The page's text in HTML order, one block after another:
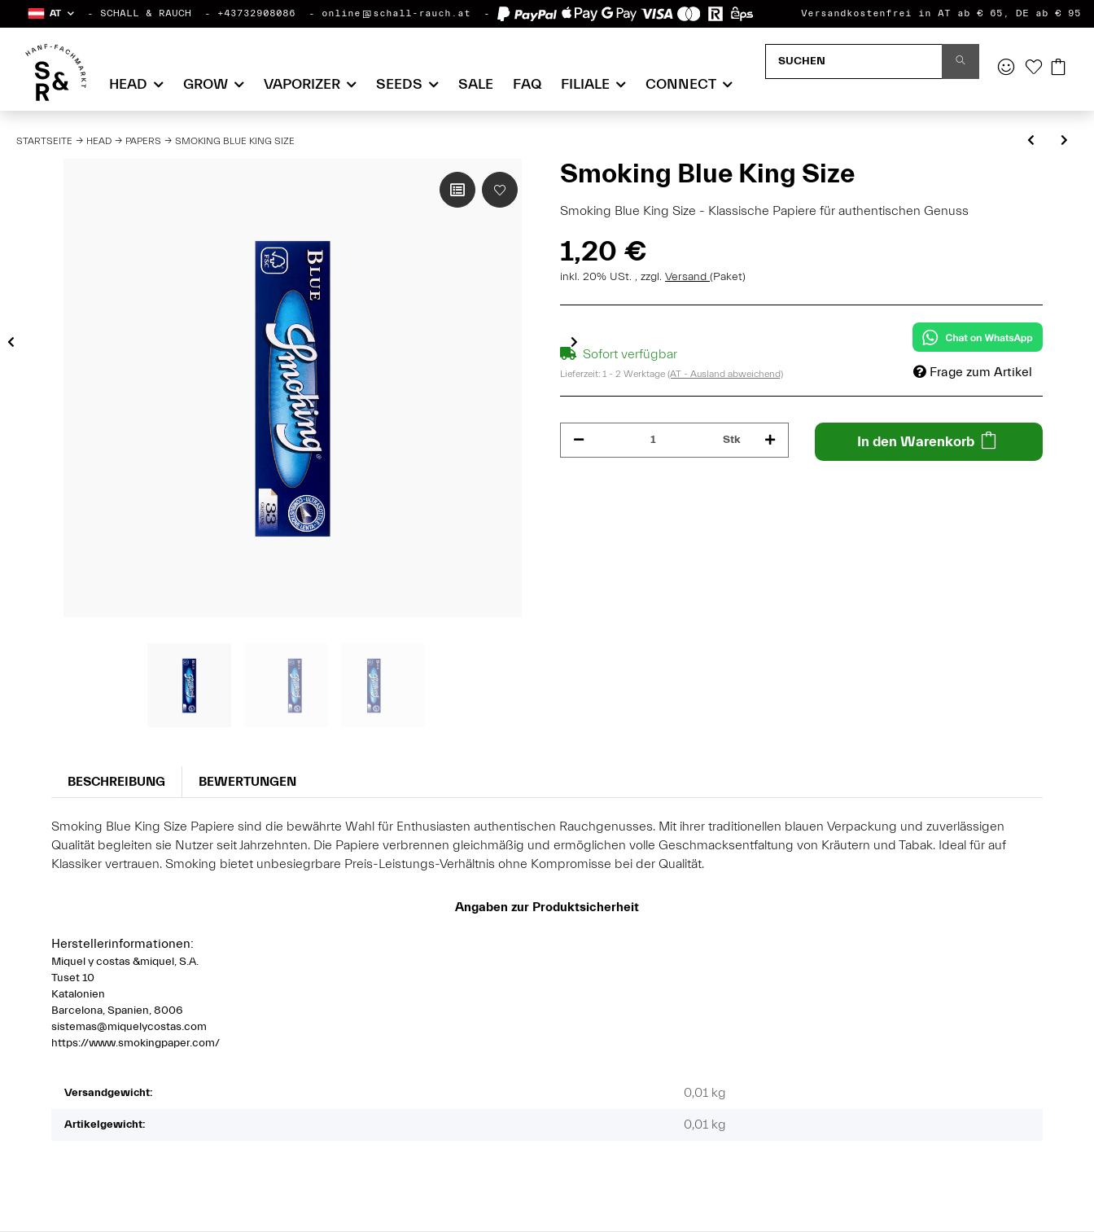
AT SCHALL & RAUCH +43732908086 online@schall-rauch.at Versandkostenfrei in AT ab € 65, DE ab € 95
HEAD GROW VAPORIZER SEEDS SALE FAQ FILIALE CONNECT
STARTSEITE HEAD PAPERS SMOKING BLUE KING SIZE
Smoking Blue King Size
Smoking Blue King Size - Klassische Papiere für authentischen Genuss
1,20 €
inkl. 20% USt. , zzgl. Versand (Paket)
Sofort verfügbar
Lieferzeit: 1 - 2 Werktage (AT - Ausland abweichend) Frage zum Artikel
Stk In den Warenkorb
BESCHREIBUNG BEWERTUNGEN
Smoking Blue King Size Papiere sind die bewährte Wahl für Enthusiasten authentischen Rauchgenusses. Mit ihrer traditionellen blauen Verpackung und zuverlässigen
Qualität begleiten sie Nutzer seit Jahrzehnten. Die Papiere verbrennen gleichmäßig und ermöglichen volle Geschmacksentfaltung von Kräutern und Tabak. Ideal für auf
Klassiker vertrauen. Smoking bietet unbesiegrbare Preis-Leistungs-Verhältnis ohne Kompromisse bei der Qualität.
Angaben zur Produktsicherheit
Herstellerinformationen:
Miquel y costas &miquel, S.A.
Tuset 10
Katalonien
Barcelona, Spanien, 8006
sistemas@miquelycostas.com
https://www.smokingpaper.com/
Versandgewicht: 0,01 kg
Artikelgewicht: 0,01 kg